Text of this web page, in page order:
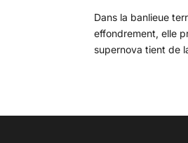
Dans la banlieue
effondrement, elle
supernova tient de